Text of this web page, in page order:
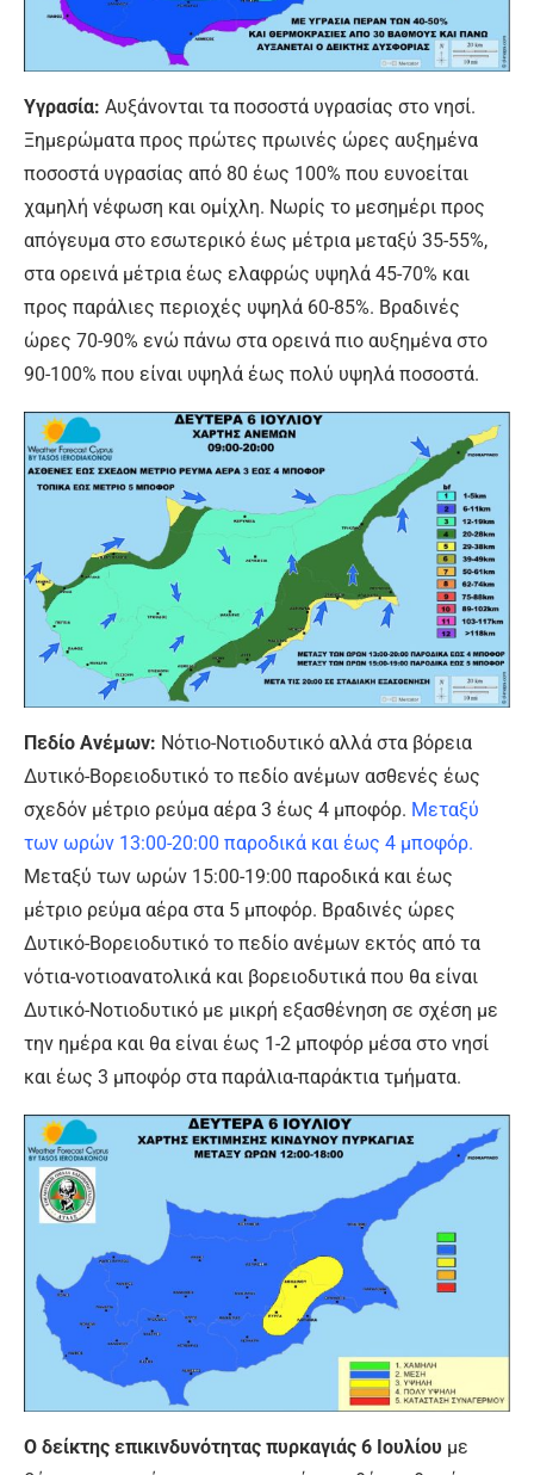
Υγρασία: Αυξάνονται τα ποσοστά υγρασίας στο νησί.
Ξημερώματα προς πρώτες πρωινές ώρες αυξημένα
ποσοστά υγρασίας από 80 έως 100% που ευνοείται
χαμηλή νέφωση και ομίχλη. Νωρίς το μεσημέρι προς
απόγευμα στο εσωτερικό έως μέτρια μεταξύ 35-55%,
στα ορεινά μέτρια έως ελαφρώς υψηλά 45-70% και
προς παράλιες περιοχές υψηλά 60-85%. Βραδινές
ώρες 70-90% ενώ πάνω στα ορεινά πιο αυξημένα στο
90-100% που είναι υψηλά έως πολύ υψηλά ποσοστά.
Πεδίο Ανέμων: Νότιο-Νοτιοδυτικό αλλά στα βόρεια
Δυτικό-Βορειοδυτικό το πεδίο ανέμων ασθενές έως
σχεδόν μέτριο ρεύμα αέρα 3 έως 4 μποφόρ. Μεταξύ
των ωρών 13:00-20:00 παροδικά και έως 4 μποφόρ.
Μεταξύ των ωρών 15:00-19:00 παροδικά και έως
μέτριο ρεύμα αέρα στα 5 μποφόρ. Βραδινές ώρες
Δυτικό-Βορειοδυτικό το πεδίο ανέμων εκτός από τα
νότια-νοτιοανατολικά και βορειοδυτικά που θα είναι
Δυτικό-Νοτιοδυτικό με μικρή εξασθένηση σε σχέση με
την ημέρα και θα είναι έως 1-2 μποφόρ μέσα στο νησί
και έως 3 μποφόρ στα παράλια-παράκτια τμήματα.
Ο δείκτης επικινδυνότητας πυρκαγιάς 6 Ιουλίου με